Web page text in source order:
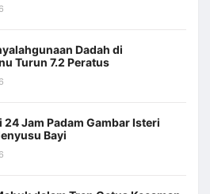
Dadah di
Turun 7.2 Peratus
24 Jam Padam Gambar Isteri
Bayi